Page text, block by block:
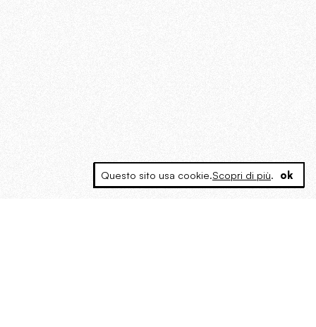
Questo sito usa cookie.Scopri di più. ok